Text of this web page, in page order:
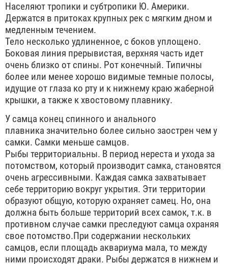
Населяют тропики и субтропики Ю. Америки.
Держатся в притоках крупных рек с мягким дном и
медленным течением.
Тело несколько удлиненное, с боков уплощено.
Боковая линия прерывистая, верхняя часть идет
очень близко от спины. Рот конечный. Типичны
более или менее хорошо видимые темные полосы,
идущие от глаза ко рту и к нижнему краю жаберной
крышки, а также к хвостовому плавнику.
У самца конец спинного и анального
плавника значительно более сильно заострен чем у
самки. Самки меньше самцов.
Рыбы территориальны. В период нереста и ухода за
потомством, который производит самка, становятся
очень агрессивными. Каждая самка захватывает
себе территорию вокруг укрытия. Эти территории
образуют общую, которую охраняет самец. Но, она
должна быть больше территорий всех самок, т.к. в
противном случае самки преследуют самца охраняя
свое потомство.При содержании нескольких
самцов, если площадь аквариума мала, то между
ними происходят драки. Рыбы держатся в нижнем и